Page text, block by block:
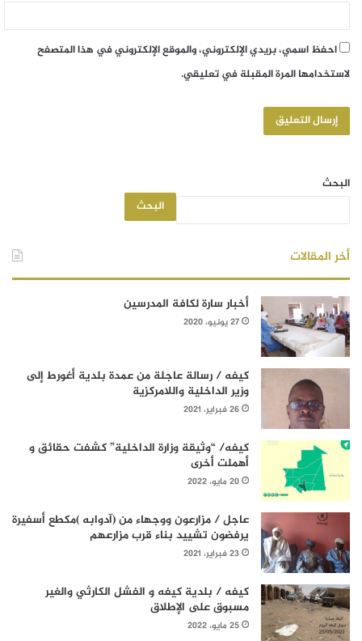
احفظ اسمي، بريدي الإلكتروني، والموقع الإلكتروني في هذا المتصفح
لاستخدامها المرة المقبلة في تعليقي.
البحث
البحث
أخر المقالات
أخبار سارة لكافة المدرسين
27 يونيو، 2020
كيفه / رسالة عاجلة من عمدة بلدية أغورط إلى
وزير الداخلية واللامركزية
26 فبراير، 2021
كيفه/ “وثيقة وزارة الداخلية” كشفت حقائق و
أهملت أخرى
20 مايو، 2022
عاجل / مزارعون ووجهاء من (آدوابه )مكطع أسفيرة
يرفضون تشييد بناء قرب مزارعهم
23 فبراير، 2021
كيفه / بلدية كيفه و الفشل الكارثي والغير
مسبوق على الإطلاق
25 مايو، 2022